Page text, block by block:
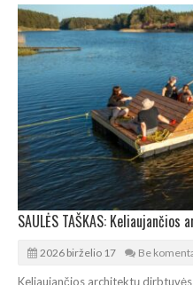
2026 birželio 17 Be
Keliaujančios architektų